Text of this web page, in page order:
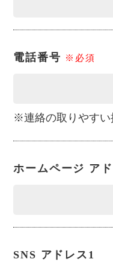
電話番号 ※必須
※連絡の取りやすい
ホームページ ア
SNS アドレス1